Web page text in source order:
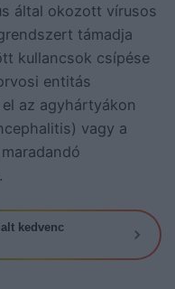
által okozott vírusos
támadja
kullancsok csípése
entitás
az agyhártyákon
vagy a
kedvenc